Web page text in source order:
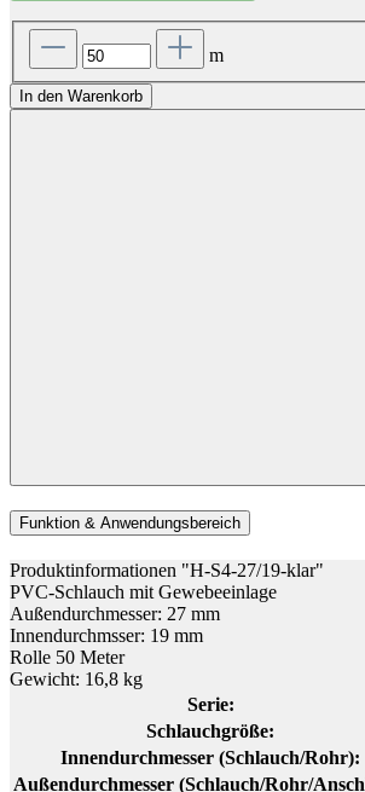
m
In den Warenkorb
Funktion & Anwendungsbereich
Produktinformationen "H-S4-27/19-klar"
PVC-Schlauch mit Gewebeeinlage
Außendurchmesser: 27 mm
Innendurchmsser: 19 mm
Rolle 50 Meter
Gewicht: 16,8 kg
Serie:
Schlauchgröße:
Innendurchmesser (Schlauch/Rohr):
Außendurchmesser (Schlauch/Rohr/